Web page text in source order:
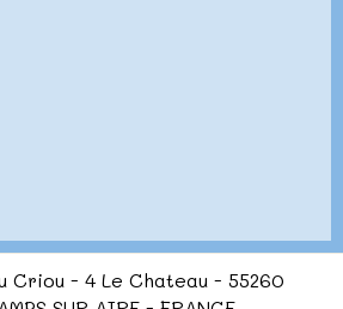
Criou - 4 Le Chateau - 55260